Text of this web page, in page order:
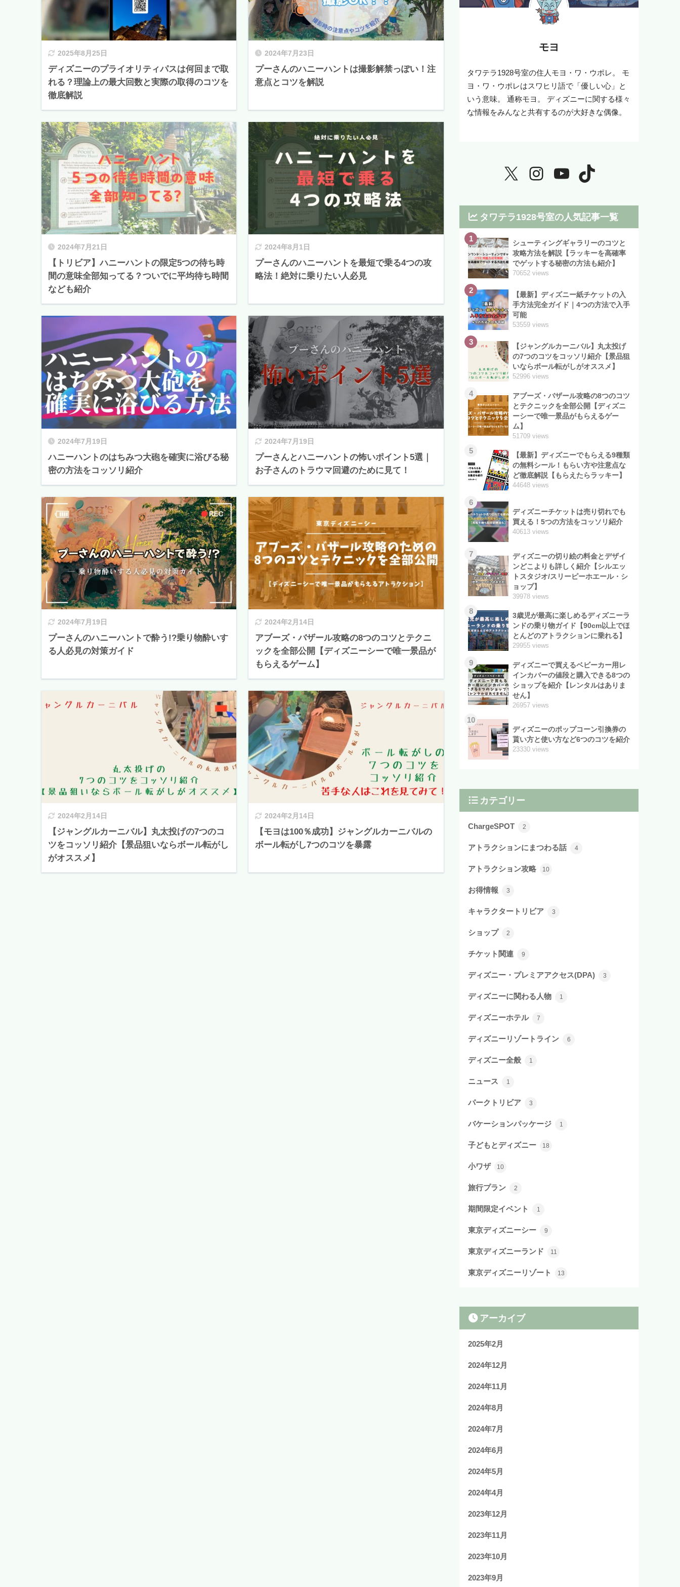
2025年8月25日
ディズニーのプライオリティパスは何回まで取
れる？理論上の最大回数と実際の取得のコツを
徹底解説
2024年7月23日
プーさんのハニーハントは撮影解禁っぽい！注
意点とコツを解説
2024年7月21日
【トリビア】ハニーハントの限定5つの待ち時
間の意味全部知ってる？ついでに平均待ち時間
なども紹介
2024年8月1日
プーさんのハニーハントを最短で乗る4つの攻
略法！絶対に乗りたい人必見
2024年7月19日
ハニーハントのはちみつ大砲を確実に浴びる秘
密の方法をコッソリ紹介
2024年7月19日
プーさんとハニーハントの怖いポイント5選｜
お子さんのトラウマ回避のために見て！
2024年7月19日
プーさんのハニーハントで酔う!?乗り物酔いす
る人必見の対策ガイド
2024年2月14日
アブーズ・バザール攻略の8つのコツとテクニ
ックを全部公開【ディズニーシーで唯一景品が
もらえるゲーム】
2024年2月14日
【ジャングルカーニバル】丸太投げの7つのコ
ツをコッソリ紹介【景品狙いならボール転がし
がオススメ】
2024年2月14日
【モヨは100％成功】ジャングルカーニバルの
ボール転がし7つのコツを暴露
モヨ
タワテラ1928号室の住人モヨ・ワ・ウポレ。 モ
ヨ・ワ・ウポレはスワヒリ語で「優しい心」と
いう意味。 通称モヨ。 ディズニーに関する様々
な情報をみんなと共有するのが大好きな偶像。
タワテラ1928号室の人気記事一覧
1
シューティングギャラリーのコツと
攻略方法を解説【ラッキーを高確率
でゲットする秘密の方法も紹介】
70652 views
2
【最新】ディズニー紙チケットの入
手方法完全ガイド｜4つの方法で入手
可能
53559 views
3
【ジャングルカーニバル】丸太投げ
の7つのコツをコッソリ紹介【景品狙
いならボール転がしがオススメ】
52996 views
4
アブーズ・バザール攻略の8つのコツ
とテクニックを全部公開【ディズニ
ーシーで唯一景品がもらえるゲー
ム】
51709 views
5
【最新】ディズニーでもらえる9種類
の無料シール！もらい方や注意点な
ど徹底解説【もらえたらラッキー】
44648 views
6
ディズニーチケットは売り切れでも
買える！5つの方法をコッソリ紹介
40613 views
7
ディズニーの切り絵の料金とデザイ
ンどこよりも詳しく紹介【シルエッ
トスタジオ/スリーピーホエール・シ
ョップ】
39978 views
8
3歳児が最高に楽しめるディズニーラ
ンドの乗り物ガイド【90cm以上でほ
とんどのアトラクションに乗れる】
29955 views
9
ディズニーで買えるベビーカー用レ
インカバーの値段と購入できる8つの
ショップを紹介【レンタルはありま
せん】
26957 views
10
ディズニーのポップコーン引換券の
貰い方と使い方など6つのコツを紹介
23330 views
カテゴリー
ChargeSPOT 2
アトラクションにまつわる話 4
アトラクション攻略 10
お得情報 3
キャラクタートリビア 3
ショップ 2
チケット関連 9
ディズニー・プレミアアクセス(DPA) 3
ディズニーに関わる人物 1
ディズニーホテル 7
ディズニーリゾートライン 6
ディズニー全般 1
ニュース 1
パークトリビア 3
バケーションパッケージ 1
子どもとディズニー 18
小ワザ 10
旅行プラン 2
期間限定イベント 1
東京ディズニーシー 9
東京ディズニーランド 11
東京ディズニーリゾート 13
アーカイブ
2025年2月
2024年12月
2024年11月
2024年8月
2024年7月
2024年6月
2024年5月
2024年4月
2023年12月
2023年11月
2023年10月
2023年9月